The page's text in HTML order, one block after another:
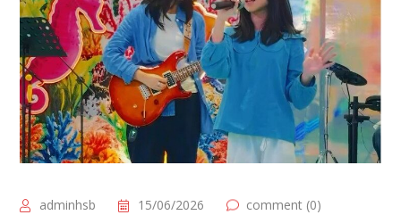
adminhsb 15/06/2026
comment (0)